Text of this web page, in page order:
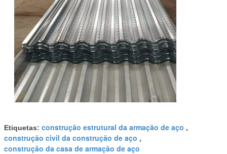
Etiquetas: construção estrutural da armação de aço ,
construção civil da construção de aço ,
construção da casa de armação de aço